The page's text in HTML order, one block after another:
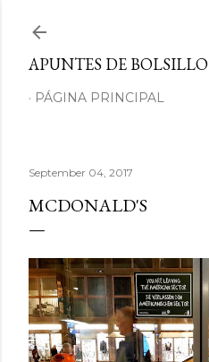
APUNTES DE BOLSILLO
PÁGINA PRINCIPAL
September 04, 2017
MCDONALD'S